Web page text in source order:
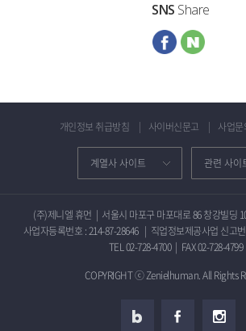
SNS Share
개인정보 취급방침 사이버신문고 사업문
(주)제니엘 휴먼 | 서울시 마포구 마포대로 86 창강빌딩
사업자등록번호 : 214-87-28646 | 직업정보제공사업 신고
TEL 02-728-4700| FAX 02-728-4799
COPYRIGHT ⓒ Zenielhuman. All Rights